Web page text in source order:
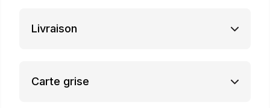
Livraison
Carte grise